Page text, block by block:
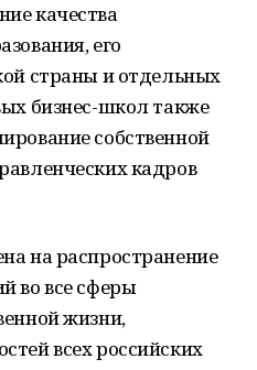
качества
его
страны и отдельных
бизнес-школ также
собственной
кадров
на распространение
во все сферы
жизни,
всех российских